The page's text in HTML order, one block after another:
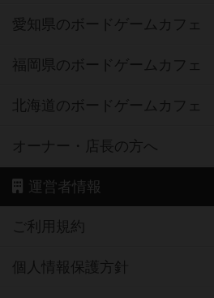
愛知県のボードゲームカフェ
福岡県のボードゲームカフェ
北海道のボードゲームカフェ
オーナー・店長の方へ
運営者情報
ご利用規約
個人情報保護方針